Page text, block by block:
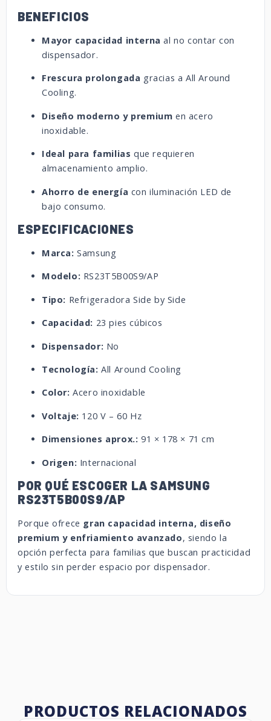
BENEFICIOS
Mayor capacidad interna al no contar con
dispensador.
Frescura prolongada gracias a All Around
Cooling.
Diseño moderno y premium en acero
inoxidable.
Ideal para familias que requieren
almacenamiento amplio.
Ahorro de energía con iluminación LED de
bajo consumo.
ESPECIFICACIONES
Marca: Samsung
Modelo: RS23T5B00S9/AP
Tipo: Refrigeradora Side by Side
Capacidad: 23 pies cúbicos
Dispensador: No
Tecnología: All Around Cooling
Color: Acero inoxidable
Voltaje: 120 V – 60 Hz
Dimensiones aprox.: 91 × 178 × 71 cm
Origen: Internacional
POR QUÉ ESCOGER LA SAMSUNG
RS23T5B00S9/AP
Porque ofrece gran capacidad interna, diseño
premium y enfriamiento avanzado, siendo la
opción perfecta para familias que buscan practicidad
y estilo sin perder espacio por dispensador.
PRODUCTOS RELACIONADOS